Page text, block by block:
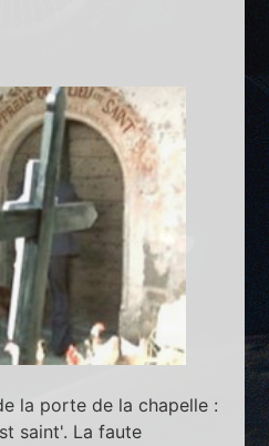
la porte de la chapelle :
saint'. La faute